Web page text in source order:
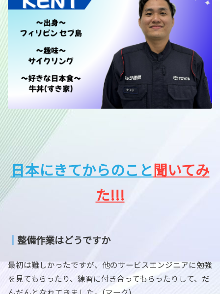
日本にきてからのこと聞いてみ
た!!!
整備作業はどうですか
最初は難しかったですが、他のサービスエンジニアに勉強
を見てもらったり、練習に付き合ってもらったりして、だ